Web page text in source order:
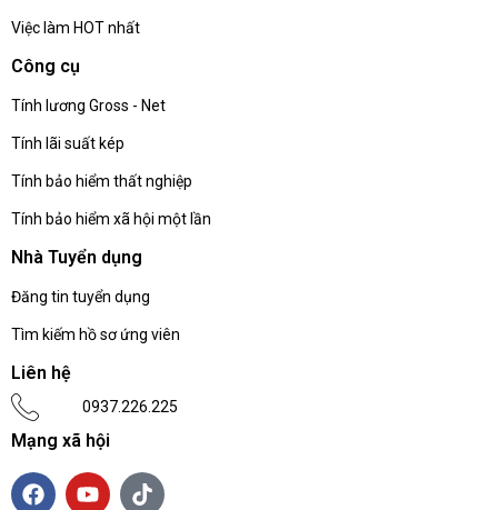
Việc làm HOT nhất
Công cụ
Tính lương Gross - Net
Tính lãi suất kép
Tính bảo hiểm thất nghiệp
Tính bảo hiểm xã hội một lần
Nhà Tuyển dụng
Đăng tin tuyển dụng
Tìm kiếm hồ sơ ứng viên
Liên hệ
0937.226.225
Mạng xã hội